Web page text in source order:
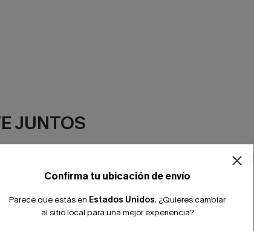
JUNTOS
Confirma tu ubicación de envío
Parece que estás en Estados Unidos. ¿Quieres cambiar
al sitio local para una mejor experiencia?
-10% extra sin